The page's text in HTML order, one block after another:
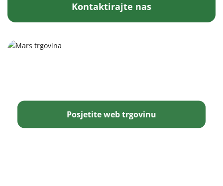
Kontaktirajte nas
Posjetite web trgovinu